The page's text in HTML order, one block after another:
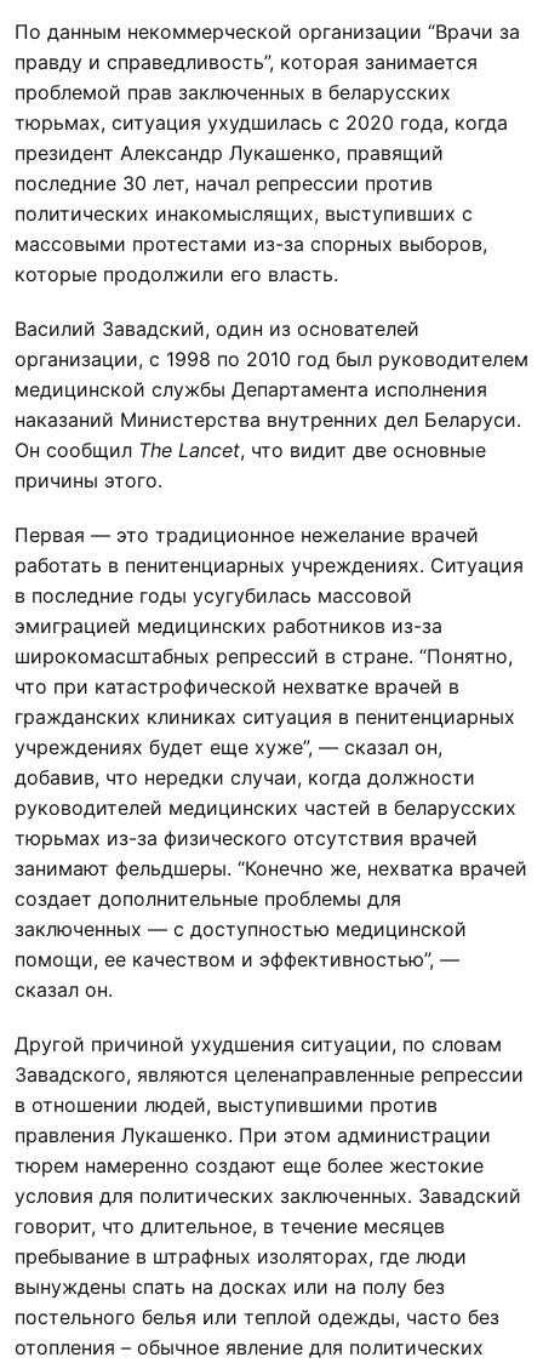
По данным некоммерческой организации “Врачи за
правду и справедливость”, которая занимается
проблемой прав заключенных в беларусских
тюрьмах, ситуация ухудшилась с 2020 года, когда
президент Александр Лукашенко, правящий
последние 30 лет, начал репрессии против
политических инакомыслящих, выступивших с
массовыми протестами из-за спорных выборов,
которые продолжили его власть.
Василий Завадский, один из основателей
организации, с 1998 по 2010 год был руководителем
медицинской службы Департамента исполнения
наказаний Министерства внутренних дел Беларуси.
Он сообщил The Lancet, что видит две основные
причины этого.
Первая — это традиционное нежелание врачей
работать в пенитенциарных учреждениях. Ситуация
в последние годы усугубилась массовой
эмиграцией медицинских работников из-за
широкомасштабных репрессий в стране. “Понятно,
что при катастрофической нехватке врачей в
гражданских клиниках ситуация в пенитенциарных
учреждениях будет еще хуже”, — сказал он,
добавив, что нередки случаи, когда должности
руководителей медицинских частей в беларусских
тюрьмах из-за физического отсутствия врачей
занимают фельдшеры. “Конечно же, нехватка врачей
создает дополнительные проблемы для
заключенных — с доступностью медицинской
помощи, ее качеством и эффективностью”, —
сказал он.
Другой причиной ухудшения ситуации, по словам
Завадского, являются целенаправленные репрессии
в отношении людей, выступившими против
правления Лукашенко. При этом администрации
тюрем намеренно создают еще более жестокие
условия для политических заключенных. Завадский
говорит, что длительное, в течение месяцев
пребывание в штрафных изоляторах, где люди
вынуждены спать на досках или на полу без
постельного белья или теплой одежды, часто без
отопления – обычное явление для политических